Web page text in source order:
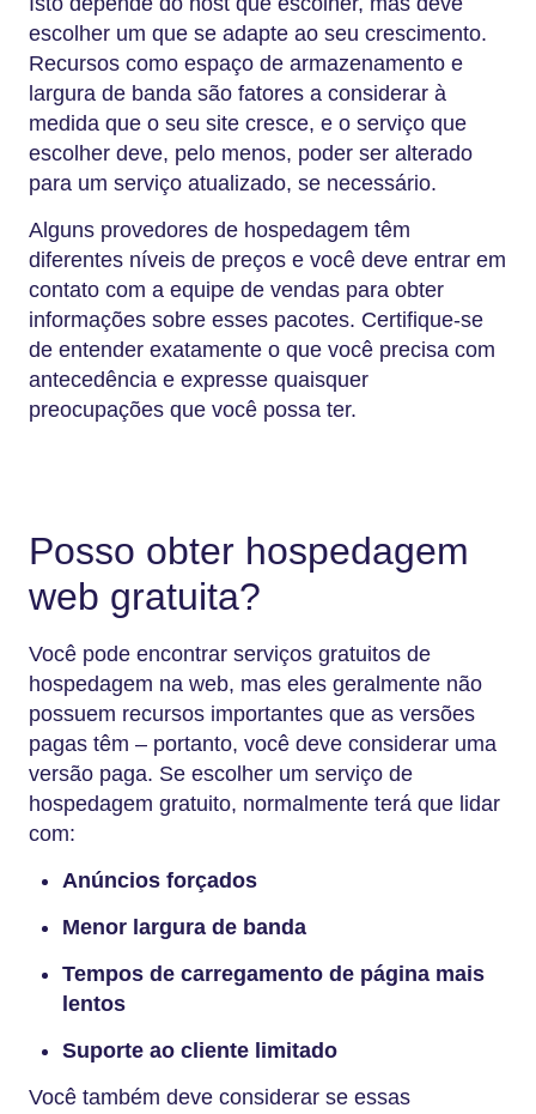
escolher um que se adapte ao seu crescimento.
Recursos como espaço de armazenamento e
largura de banda são fatores a considerar à
medida que o seu site cresce, e o serviço que
escolher deve, pelo menos, poder ser alterado
para um serviço atualizado, se necessário.
Alguns provedores de hospedagem têm
diferentes níveis de preços e você deve entrar em
contato com a equipe de vendas para obter
informações sobre esses pacotes. Certifique-se
de entender exatamente o que você precisa com
antecedência e expresse quaisquer
preocupações que você possa ter.
Posso obter hospedagem
web gratuita?
Você pode encontrar serviços gratuitos de
hospedagem na web, mas eles geralmente não
possuem recursos importantes que as versões
pagas têm – portanto, você deve considerar uma
versão paga. Se escolher um serviço de
hospedagem gratuito, normalmente terá que lidar
com:
Anúncios forçados
Menor largura de banda
Tempos de carregamento de página mais
lentos
Suporte ao cliente limitado
Você também deve considerar se essas